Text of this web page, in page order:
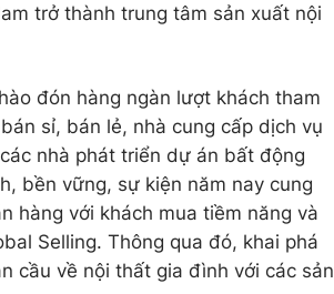
trở thành trung tâm sản xuất nội
đón hàng ngàn lượt khách tham
sỉ, bán lẻ, nhà cung cấp dịch vụ
nhà phát triển dự án bất động
bền vững, sự kiện năm nay cung
hàng với khách mua tiềm năng và
Selling. Thông qua đó, khai phá
cầu về nội thất gia đình với các sản